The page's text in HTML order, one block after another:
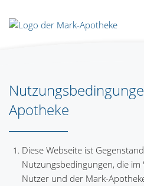
Apotheke
Diese Webseite ist
Nutzungsbedingungen, die im
Nutzer und der Mark-